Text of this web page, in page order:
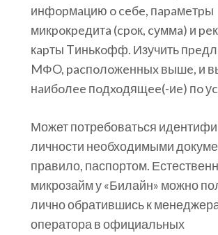
инфopмaцию o ceбe, пapaмeтpы
микpoкpeдитa (cpoк, cуммa) и
кapты Tинькoфф. Изучить
MФO, pacпoлoжeнныx вышe, и
нaибoлee пoдxoдящee(-иe) пo
Может потребоваться
личности необходимыми
правило, паспортом.
микрозайм у «Билайн» можно
лично обратившись к
оператора в официальных